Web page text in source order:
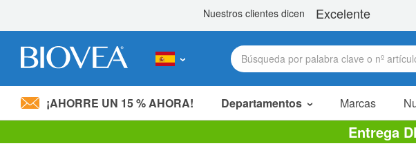
Nota:
¡AHORRE UN 15 % AHORA! Departamentos Marcas
Entrega